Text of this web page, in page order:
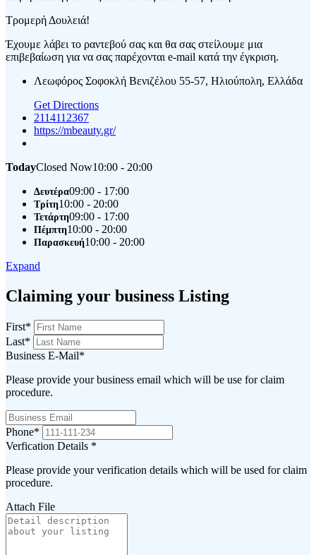
Τρομερή Δουλειά!
Έχουμε λάβει το ραντεβού σας και θα σας στείλουμε μια
επιβεβαίωση για να σας παρέχονται e-mail κατά την έγκριση.
Λεωφόρος Σοφοκλή Βενιζέλου 55-57, Ηλιούπολη, Ελλάδα
Get Directions
2114112367
https://mbeauty.gr/
TodayClosed Now10:00 - 20:00
Δευτέρα09:00 - 17:00
Τρίτη10:00 - 20:00
Τετάρτη09:00 - 17:00
Πέμπτη10:00 - 20:00
Παρασκευή10:00 - 20:00
Expand
Claiming your business Listing
First*
Last*
Business E-Mail*
Please provide your business email which will be use for claim
procedure.
Phone*
Verfication Details *
Please provide your verification details which will be used for claim
procedure.
Attach File